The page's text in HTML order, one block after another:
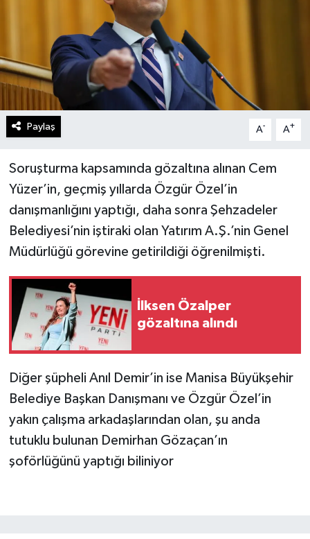
Paylaş A- A+
Soruşturma kapsamında gözaltına alınan Cem
Yüzer’in, geçmiş yıllarda Özgür Özel’in
danışmanlığını yaptığı, daha sonra Şehzadeler
Belediyesi’nin iştiraki olan Yatırım A.Ş.’nin Genel
Müdürlüğü görevine getirildiği öğrenilmişti.
İlksen Özalper
gözaltına alındı
Diğer şüpheli Anıl Demir’in ise Manisa Büyükşehir
Belediye Başkan Danışmanı ve Özgür Özel’in
yakın çalışma arkadaşlarından olan, şu anda
tutuklu bulunan Demirhan Gözaçan’ın
şoförlüğünü yaptığı biliniyor